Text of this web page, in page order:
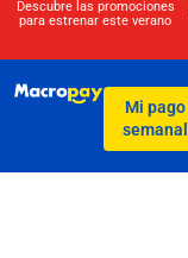
Descubre las promociones
para estrenar este verano
Mi pago
semanal